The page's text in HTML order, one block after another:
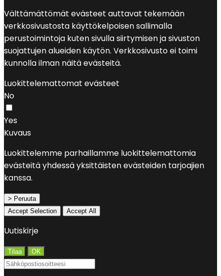
Välttämättömät evästeet auttavat tekemään
verkkosivustosta käyttökelpoisen sallimalla
perustoimintoja kuten sivulla siirtymisen ja sivuston
suojattujen alueiden käytön. Verkkosivusto ei toimi
kunnolla ilman näitä evästeitä.
Luokittelemattomat evästeet
No
Yes
Kuvaus
Luokittelemme parhaillamme luokittelemattomia
evästeitä yhdessä yksittäisten evästeiden tarjoajien
kanssa.
> Peruuta
Accept Selection
Accept All
Uutiskirje